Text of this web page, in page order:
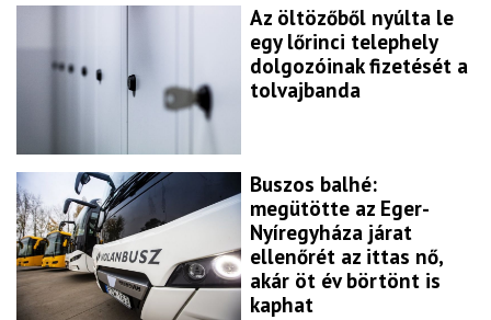
Az öltözőből nyúlta le
egy lőrinci telephely
dolgozóinak fizetését a
tolvajbanda
Buszos balhé:
megütötte az Eger-
Nyíregyháza járat
ellenőrét az ittas nő,
akár öt év börtönt is
kaphat